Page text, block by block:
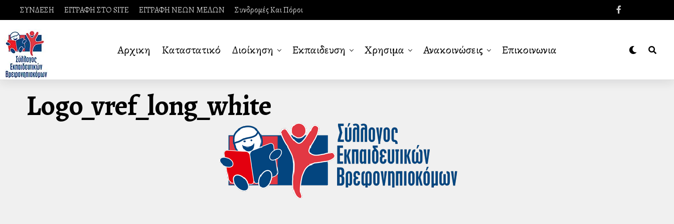
ΣΥΝΔΕΣΗ ΕΓΓΡΑΦΗ ΣΤΟ SITE ΕΓΓΡΑΦΗ ΝΕΩΝ ΜΕΛΩΝ Συνδρομές Και Πόροι
Αρχικη Καταστατικό Διοίκηση Εκπαιδευση Χρησιμα Ανακοινώσεις Επικοινωνια
Logo_vref_long_white